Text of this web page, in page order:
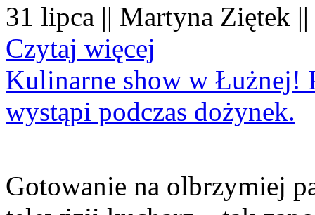
31 lipca || Martyna Ziętek
Czytaj więcej
Kulinarne show w Łużnej!
wystąpi podczas dożynek.
Gotowanie na olbrzymiej